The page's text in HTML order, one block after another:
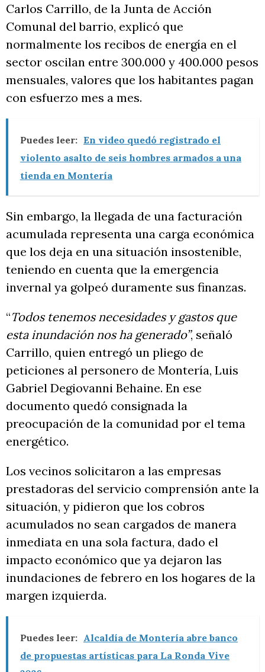
Carlos Carrillo, de la Junta de Acción
Comunal del barrio, explicó que
normalmente los recibos de energía en el
sector oscilan entre 300.000 y 400.000 pesos
mensuales, valores que los habitantes pagan
con esfuerzo mes a mes.
Puedes leer: En video quedó registrado el
violento asalto de seis hombres armados a una
tienda en Montería
Sin embargo, la llegada de una facturación
acumulada representa una carga económica
que los deja en una situación insostenible,
teniendo en cuenta que la emergencia
invernal ya golpeó duramente sus finanzas.
“Todos tenemos necesidades y gastos que
esta inundación nos ha generado”, señaló
Carrillo, quien entregó un pliego de
peticiones al personero de Montería, Luis
Gabriel Degiovanni Behaine. En ese
documento quedó consignada la
preocupación de la comunidad por el tema
energético.
Los vecinos solicitaron a las empresas
prestadoras del servicio comprensión ante la
situación, y pidieron que los cobros
acumulados no sean cargados de manera
inmediata en una sola factura, dado el
impacto económico que ya dejaron las
inundaciones de febrero en los hogares de la
margen izquierda.
Puedes leer: Alcaldía de Montería abre banco
de propuestas artísticas para La Ronda Vive